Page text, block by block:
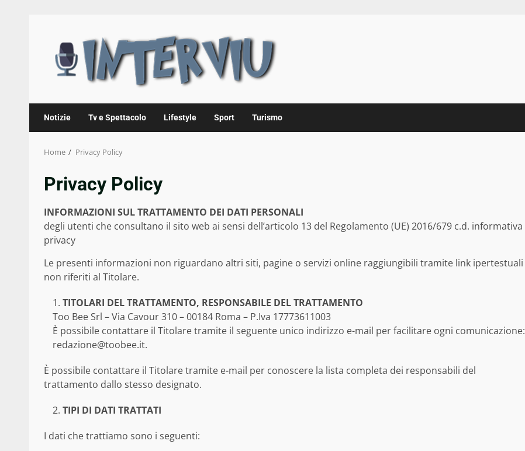
content
Notizie Tv e Spettacolo Lifestyle Sport Turismo
Home Privacy Policy
Privacy Policy
INFORMAZIONI SUL TRATTAMENTO DEI DATI PERSONALI
degli utenti che consultano il sito web ai sensi dell’articolo 13 del Regolamento (UE) 2016/679 c.d. informativa
privacy
Le presenti informazioni non riguardano altri siti, pagine o servizi online raggiungibili tramite link ipertestuali
non riferiti al Titolare.
TITOLARI DEL TRATTAMENTO, RESPONSABILE DEL TRATTAMENTO
Too Bee Srl – Via Cavour 310 – 00184 Roma – P.Iva 17773611003
È possibile contattare il Titolare tramite il seguente unico indirizzo e-mail per facilitare ogni comunicazione:
redazione@toobee.it.
È possibile contattare il Titolare tramite e-mail per conoscere la lista completa dei responsabili del
trattamento dallo stesso designato.
TIPI DI DATI TRATTATI
I dati che trattiamo sono i seguenti: